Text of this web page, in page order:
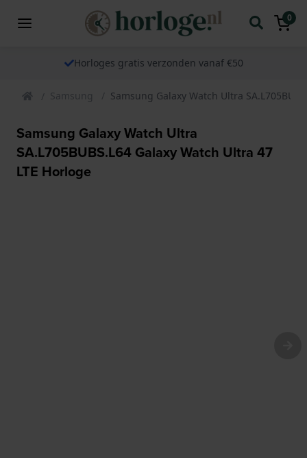
0
Horloges gratis verzonden vanaf €50
Samsung Samsung Galaxy Watch Ultra
Samsung Galaxy Watch Ultra
SA.L705BUBS.L64 Galaxy Watch Ultra 47
LTE Horloge